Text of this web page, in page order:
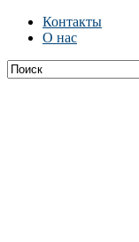
Контакты
О нас